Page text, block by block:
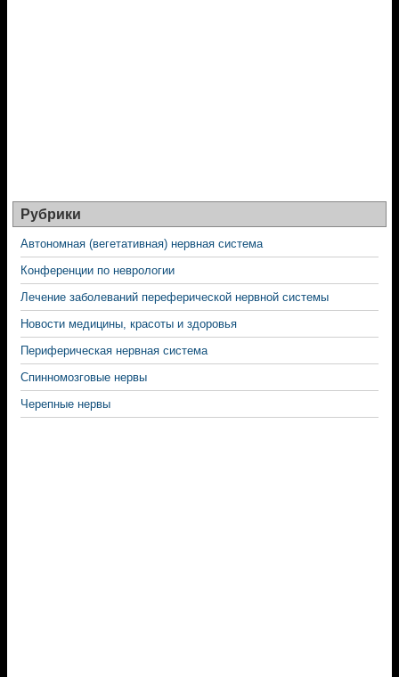
Рубрики
Автономная (вегетативная) нервная система
Конференции по неврологии
Лечение заболеваний переферической нервной системы
Новости медицины, красоты и здоровья
Периферическая нервная система
Спинномозговые нервы
Черепные нервы